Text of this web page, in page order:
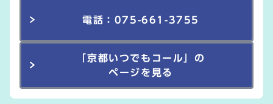
電話：075-661-3755
「京都いつでもコール」の
ページを見る